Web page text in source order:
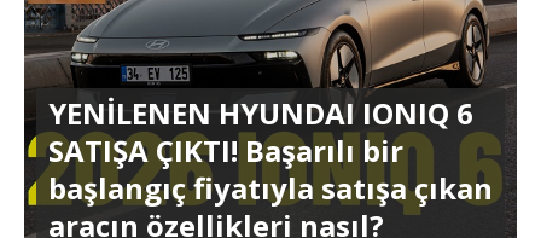
YENİLENEN HYUNDAI IONIQ 6
SATIŞA ÇIKTI! Başarılı bir
başlangıç fiyatıyla satışa çıkan
aracın özellikleri nasıl?